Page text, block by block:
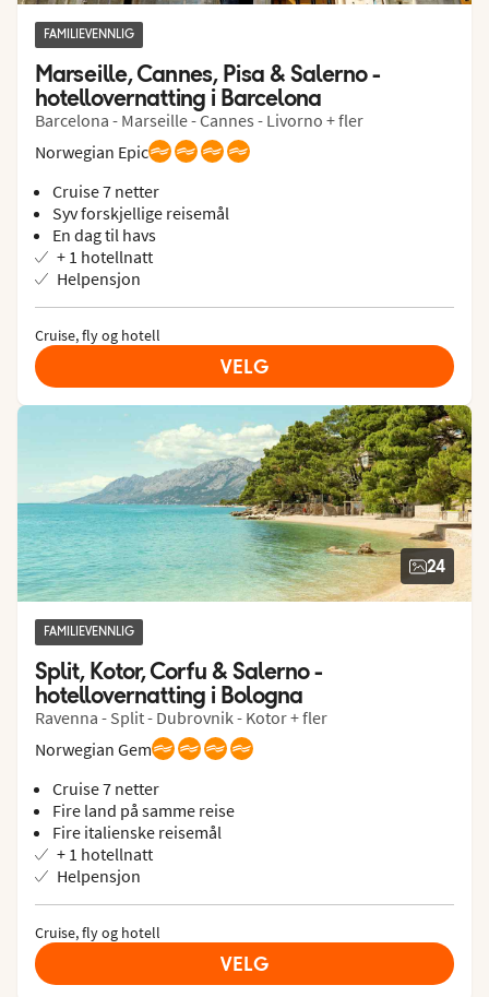
FAMILIEVENNLIG
Marseille, Cannes, Pisa & Salerno -
hotellovernatting i Barcelona
Barcelona - Marseille - Cannes - Livorno + fler
Norwegian Epic
Cruise 7 netter
Syv forskjellige reisemål
En dag til havs
+ 1 hotellnatt
Helpensjon
Cruise, fly og hotell
VELG
24
FAMILIEVENNLIG
Split, Kotor, Corfu & Salerno -
hotellovernatting i Bologna
Ravenna - Split - Dubrovnik - Kotor + fler
Norwegian Gem
Cruise 7 netter
Fire land på samme reise
Fire italienske reisemål
+ 1 hotellnatt
Helpensjon
Cruise, fly og hotell
VELG